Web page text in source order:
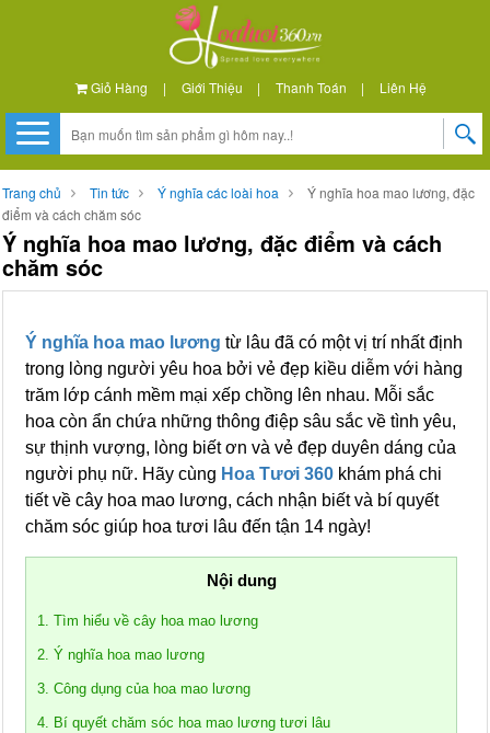
Giỏ Hàng | Giới Thiệu | Thanh Toán | Liên Hệ
Trang chủ Tin tức Ý nghĩa các loài hoa
Ý nghĩa hoa mao lương, đặc
điểm và cách chăm sóc
Ý nghĩa hoa mao lương, đặc điểm và cách
chăm sóc
Ý nghĩa hoa mao lương từ lâu đã có một vị trí nhất định
trong lòng người yêu hoa bởi vẻ đẹp kiều diễm với hàng
trăm lớp cánh mềm mại xếp chồng lên nhau. Mỗi sắc
hoa còn ẩn chứa những thông điệp sâu sắc về tình yêu,
sự thịnh vượng, lòng biết ơn và vẻ đẹp duyên dáng của
người phụ nữ. Hãy cùng Hoa Tươi 360 khám phá chi
tiết về cây hoa mao lương, cách nhận biết và bí quyết
chăm sóc giúp hoa tươi lâu đến tận 14 ngày!
Nội dung
1. Tìm hiểu về cây hoa mao lương
2. Ý nghĩa hoa mao lương
3. Công dụng của hoa mao lương
4. Bí quyết chăm sóc hoa mao lương tươi lâu